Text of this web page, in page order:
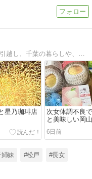
大学生2人の母です。福岡から千葉に引越し、千葉の暮らしや、子供達のこと、仕事のことなど綴っていきます。
星乃珈琲店
次女体調不良
と美味しい岡
6日前
姉妹 #松戸 #長女